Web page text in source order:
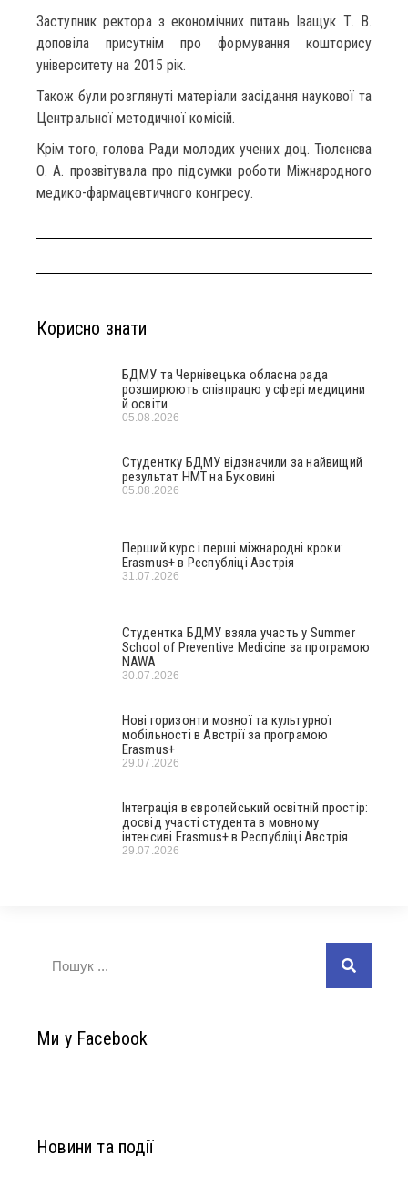
Заступник ректора з економічних питань Іващук Т. В.
доповіла присутнім про формування кошторису
університету на 2015 рік.
Також були розглянуті матеріали засідання наукової та
Центральної методичної комісій.
Крім того, голова Ради молодих учених доц. Тюлєнєва
О. А. прозвітувала про підсумки роботи Міжнародного
медико-фармацевтичного конгресу.
Корисно знати
БДМУ та Чернівецька обласна рада
розширюють співпрацю у сфері медицини
й освіти
05.08.2026
Студентку БДМУ відзначили за найвищий
результат НМТ на Буковині
05.08.2026
Перший курс і перші міжнародні кроки:
Erasmus+ в Республіці Австрія
31.07.2026
Студентка БДМУ взяла участь у Summer
School of Preventive Medicine за програмою
NAWA
30.07.2026
Нові горизонти мовної та культурної
мобільності в Австрії за програмою
Erasmus+
29.07.2026
Інтеграція в європейський освітній простір:
досвід участі студента в мовному
інтенсиві Erasmus+ в Республіці Австрія
29.07.2026
Ми у Facebook
Новини та події